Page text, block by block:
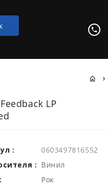
LP
:
0603497816552
: Винил
Рок